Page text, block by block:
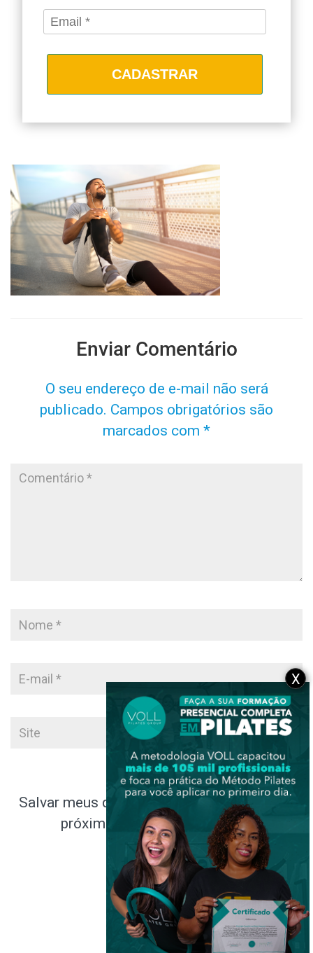
CADASTRAR
Enviar Comentário
O seu endereço de e-mail não será
publicado. Campos obrigatórios são
marcados com *
Salvar meus dados neste navegador para a
próxima vez que eu comentar.
X